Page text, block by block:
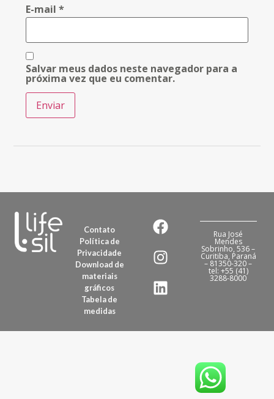
E-mail*
Salvar meus dados neste navegador para a
próxima vez que eu comentar.
Contato
Política de
Privacidade
Download de
materiais
gráficos
Tabela de
medidas
Rua José
Mendes
Sobrinho, 536 –
Curitiba, Paraná
– 81350-320 –
tel: +55 (41)
3288-8000